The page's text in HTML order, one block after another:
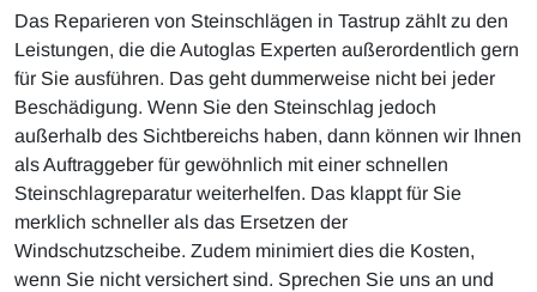
Das Reparieren von Steinschlägen in Tastrup zählt zu den
Leistungen, die die Autoglas Experten außerordentlich gern
für Sie ausführen. Das geht dummerweise nicht bei jeder
Beschädigung. Wenn Sie den Steinschlag jedoch
außerhalb des Sichtbereichs haben, dann können wir Ihnen
als Auftraggeber für gewöhnlich mit einer schnellen
Steinschlagreparatur weiterhelfen. Das klappt für Sie
merklich schneller als das Ersetzen der
Windschutzscheibe. Zudem minimiert dies die Kosten,
wenn Sie nicht versichert sind. Sprechen Sie uns an und